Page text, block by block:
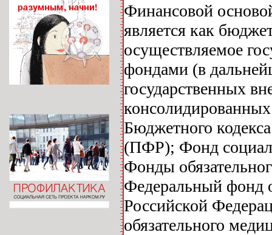
Финансовой
является как
осуществляемое
фондами (в
государственных
Бюджетного
(ПФР); Фонд
Фонды
Федеральный фонд
Российской
обязательного